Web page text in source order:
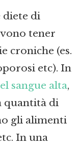
diete di
tener
croniche (es.
etc). In
sangue alta,
quantità di
gli alimenti
In una